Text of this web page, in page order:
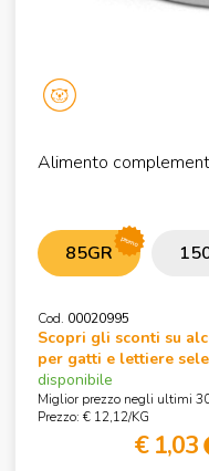
Alimento
85GR promo
Cod. 00020995
Scopri gli sconti su
per gatti e lettiere
disponibile
Miglior prezzo negli ultimi
Prezzo: € 12,12/KG
€ 1,03